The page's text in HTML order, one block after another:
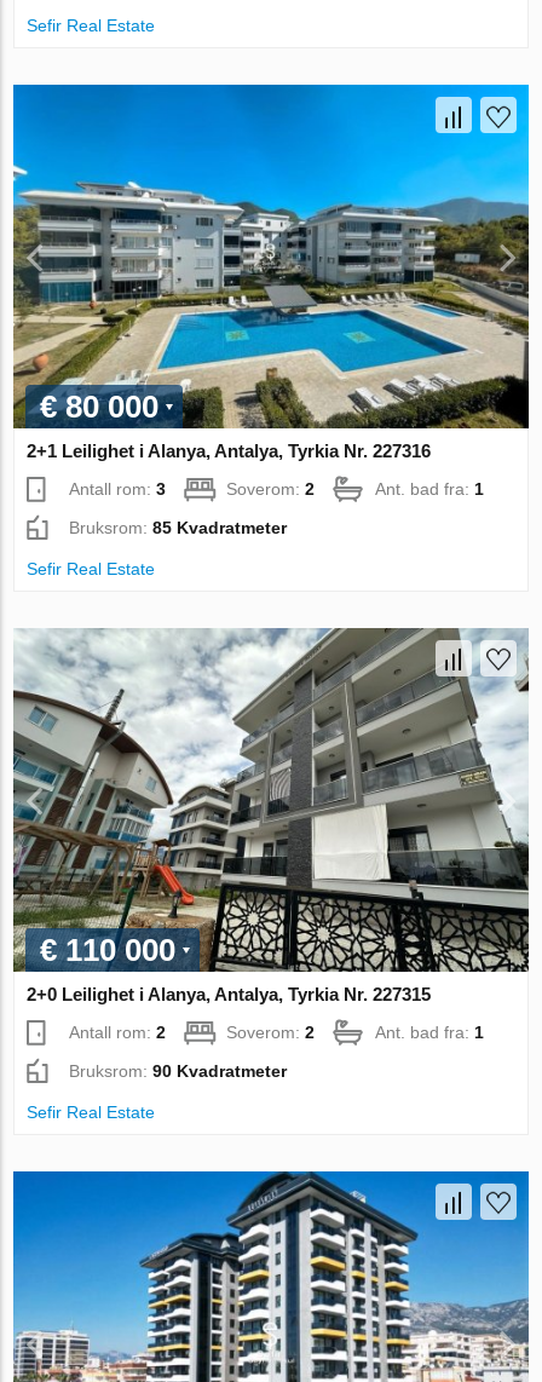
Sefir Real Estate
€ 80 000
2+1 Leilighet i Alanya, Antalya, Tyrkia Nr. 227316
Antall rom:3 Soverom:2 Ant. bad fra: 1
Bruksrom:85 Kvadratmeter
Sefir Real Estate
€ 110 000
2+0 Leilighet i Alanya, Antalya, Tyrkia Nr. 227315
Antall rom:2 Soverom:2 Ant. bad fra: 1
Bruksrom:90 Kvadratmeter
Sefir Real Estate